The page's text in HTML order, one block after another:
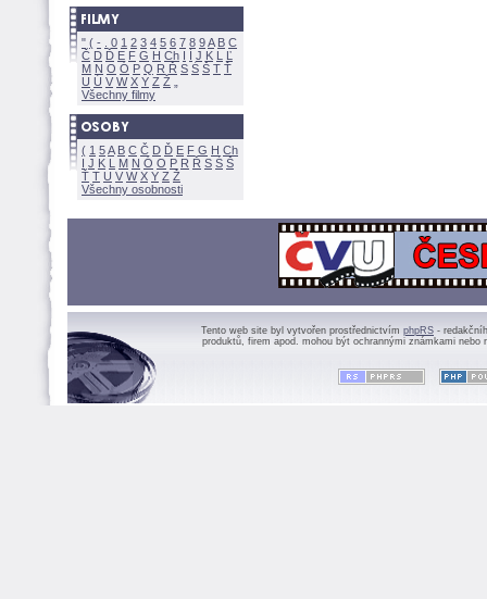
" ( - 0 1 2 3 4 5 6 7 8 9A B C
Č D Ď E F G H Ch I Í J K L
Ľ
M N O Ó P Q R Ř S Ś T Ť
U Ú V W X Y Z
Všechny filmy
( 1 5A B C Č D Ď E F G H Ch
I J K L M N Ó O P R Ř S Ś
Ť T U V W X Y Z
Všechny osobnosti
Tento web site byl vytvořen prostřednictvím phpRS -
produktů, firem apod. mohou být ochrannými známkami